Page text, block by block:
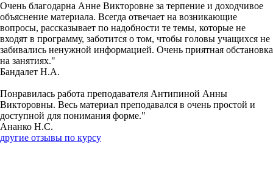
Очень благодарна Анне Викторовне за терпение и доходчивое
объяснение материала. Всегда отвечает на возникающие
вопросы, рассказывает по надобности те темы, которые не
входят в программу, заботится о том, чтобы головы учащихся не
забивались ненужной информацией. Очень приятная обстановка
на занятиях."
Бандалет Н.А.
Понравилась работа преподавателя Антипиной Анны
Викторовны. Весь материал преподавался в очень простой и
доступной для понимания форме."
Ананко Н.С.
другие отзывы по курсу